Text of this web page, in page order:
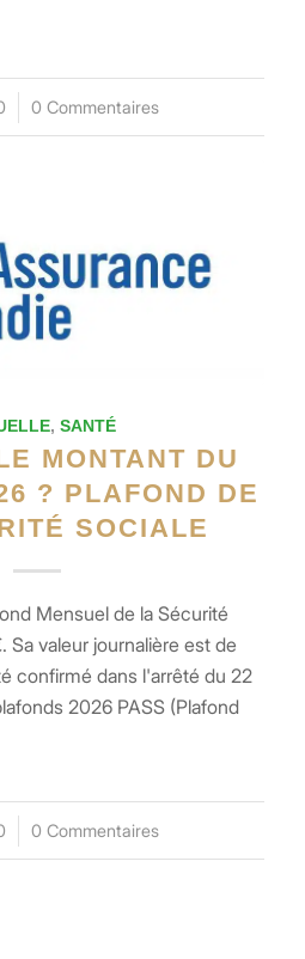
0 Commentaires
, SANTÉ
MONTANT DU
? PLAFOND DE
SOCIALE
Mensuel de la Sécurité
valeur journalière est de
confirmé dans l'arrêté du 22
2026 PASS (Plafond
0 Commentaires